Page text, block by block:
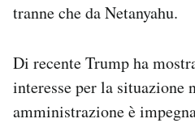
tranne che da Netanyahu.
Di recente Trump ha
interesse per la situazione
amministrazione è